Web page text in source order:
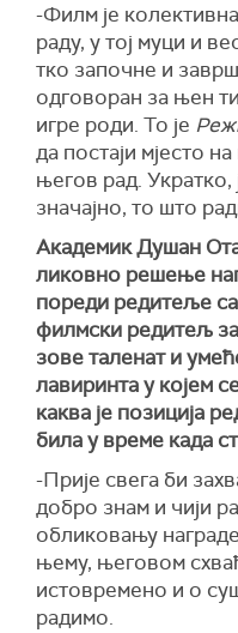
-Филм је
раду, у тој муци и
тко започне и
одговоран за њен
игре роди. То је
да постаји мјесто
његов рад. Укратко,
значајно, то што
Академик Душан
ликовно решење
пореди редитеље
филмски редитељ
зове таленат и
лавиринта у којем
каква је позиција
била у време када
-Прије свега би
добро знам и чији
обликовању
њему, његовом
истовремено и о
радимо.